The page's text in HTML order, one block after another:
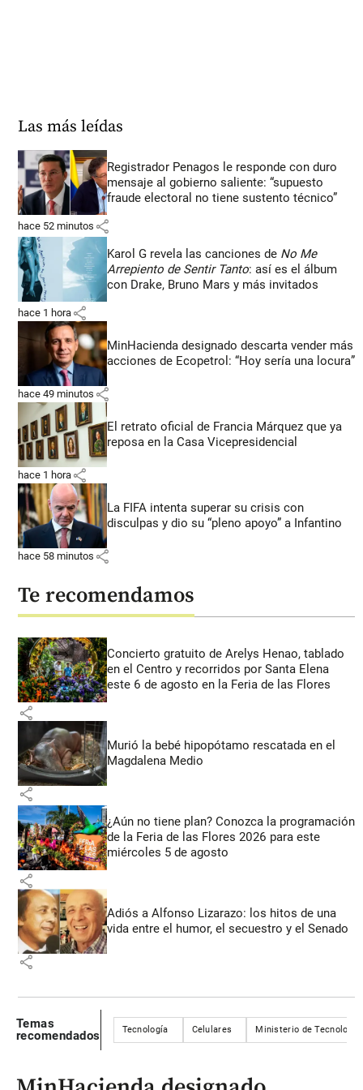
Las más leídas
Registrador Penagos le responde con duro
mensaje al gobierno saliente: “supuesto
fraude electoral no tiene sustento técnico”
hace 52 minutos share
Karol G revela las canciones de No Me
Arrepiento de Sentir Tanto: así es el álbum
con Drake, Bruno Mars y más invitados
hace 1 hora share
MinHacienda designado descarta vender más
acciones de Ecopetrol: “Hoy sería una locura”
hace 49 minutos share
El retrato oficial de Francia Márquez que ya
reposa en la Casa Vicepresidencial
hace 1 hora share
La FIFA intenta superar su crisis con
disculpas y dio su “pleno apoyo” a Infantino
hace 58 minutos share
Te recomendamos
Concierto gratuito de Arelys Henao, tablado
en el Centro y recorridos por Santa Elena
este 6 de agosto en la Feria de las Flores
share
Murió la bebé hipopótamo rescatada en el
Magdalena Medio
share
¿Aún no tiene plan? Conozca la programación
de la Feria de las Flores 2026 para este
miércoles 5 de agosto
share
Adiós a Alfonso Lizarazo: los hitos de una
vida entre el humor, el secuestro y el Senado
share
Temas
recomendados
Tecnología Celulares Ministerio de